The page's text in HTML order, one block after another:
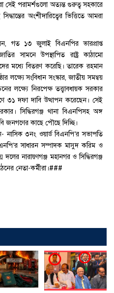
সেই পরামর্শগুলো অত্যন্ত গুরুত্ব সহকারে
অংশীদারিত্বের ভিত্তিতে আমরা
গত ১৩ জুলাই বিএনপির ভারপ্রাপ্ত
সামনে উপস্থাপিত রাষ্ট্র কাঠামো
মধ্যে বিতরণ করেছি। তারেক রহমান
লক্ষ্যে সংবিধান সংস্কার, জাতীয় সমন্বয়
লক্ষ্যে নিরপেক্ষ তত্ত্বাবধায়ক সরকার
৩১ দফা দাবি উত্থাপন করেছেন। সেই
সিদ্ধিরগঞ্জ থানা বিএনপিসহ অঙ্গ
জনগণের কাছে পৌছে দিচ্ছি।
৩নং ওয়ার্ড বিএনপি’র সভাপতি
সাধারন সম্পাদক মাসুদ করিম ও
দলের নারায়ণগঞ্জ মহানগর ও সিদ্ধিরগঞ্জ
নেতা-কর্মীরা।###